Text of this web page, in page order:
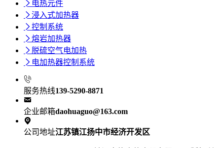
 电热元件
 浸入式加热器
 控制系统
 熔岩加热器
 脱硫空气电加热
 电加热器控制系统

服务热线139-5290-8871

企业邮箱daohuaguo@163.com

公司地址江苏镇江扬中市经济开发区